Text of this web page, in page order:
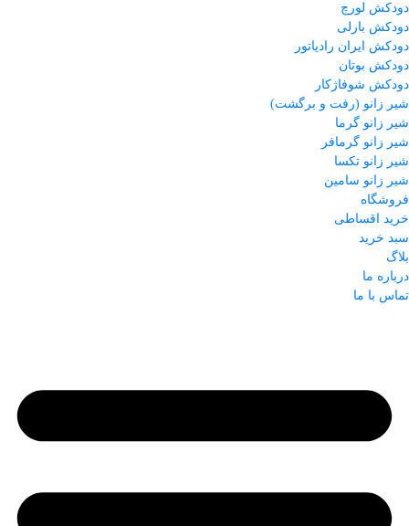
دودکش لورچ
دودکش بارلی
دودکش ایران رادیاتور
دودکش بوتان
دودکش شوفاژکار
شیر زانو (رفت و برگشت)
شیر زانو گرما
شیر زانو گرمافر
شیر زانو تکسا
شیر زانو سامین
فروشگاه
خرید اقساطی
سبد خرید
بلاگ
درباره ما
تماس با ما